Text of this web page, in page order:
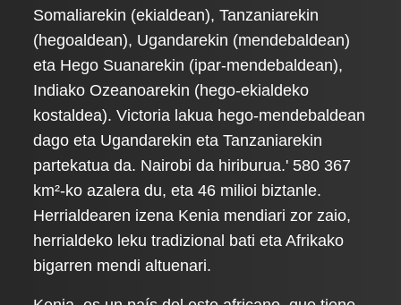
Somaliarekin (ekialdean), Tanzaniarekin
(hegoaldean), Ugandarekin (mendebaldean)
eta Hego Suanarekin (ipar-mendebaldean),
Indiako Ozeanoarekin (hego-ekialdeko
kostaldea). Victoria lakua hego-mendebaldean
dago eta Ugandarekin eta Tanzaniarekin
partekatua da. Nairobi da hiriburua.' 580 367
km²-ko azalera du, eta 46 milioi biztanle.
Herrialdearen izena Kenia mendiari zor zaio,
herrialdeko leku tradizional bati eta Afrikako
bigarren mendi altuenari.